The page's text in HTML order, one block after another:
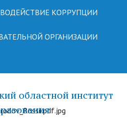
КОРРУПЦИИ
ОРГАНИЗАЦИИ
областной институт